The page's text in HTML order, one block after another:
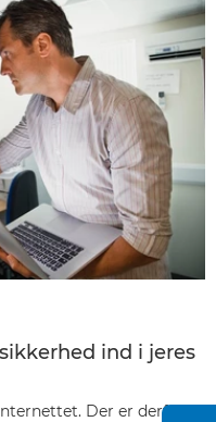
ind i jeres
Der er derfor